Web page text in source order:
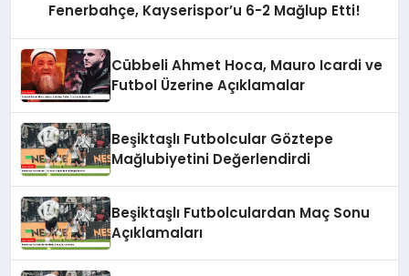
Fenerbahçe, Kayserispor’u 6-2 Mağlup Etti!
Cübbeli Ahmet Hoca, Mauro Icardi ve
Futbol Üzerine Açıklamalar
Beşiktaşlı Futbolcular Göztepe
Mağlubiyetini Değerlendirdi
Beşiktaşlı Futbolculardan Maç Sonu
Açıklamaları